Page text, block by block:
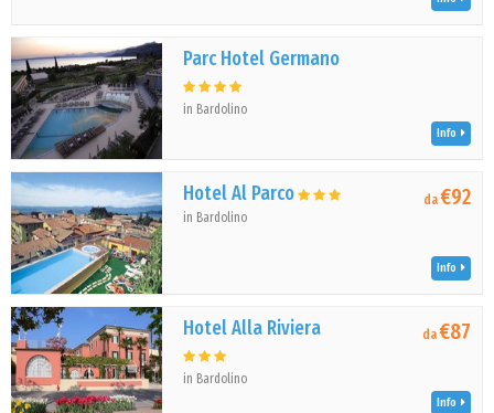
Parc Hotel Germano
in Bardolino
Info
Hotel Al Parco
in Bardolino
da€92
Info
Hotel Alla Riviera
in Bardolino
da€87
Info